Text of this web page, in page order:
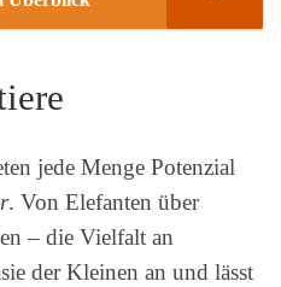
jede Menge Potenzial
. Von Elefanten über
– die Vielfalt an
der Kleinen an und lässt